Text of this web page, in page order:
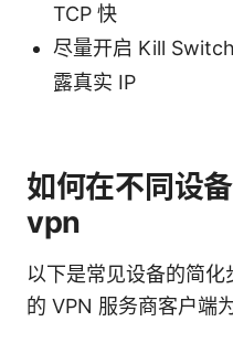
TCP 快
尽量开启 Kill
露真实 IP
如何在不同设
vpn
以下是常见设备的简
的 VPN 服务商客户端为